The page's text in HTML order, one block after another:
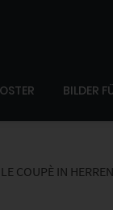
BILDER
COUPÈ IN